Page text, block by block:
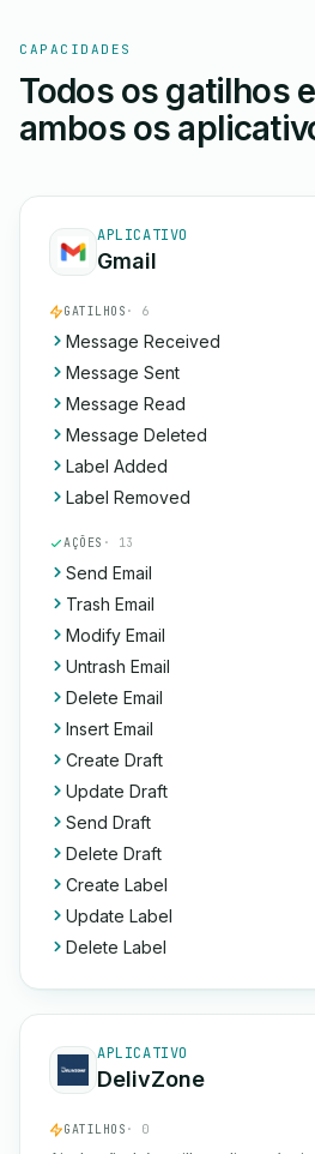
CAPACIDADES
Todos os gatilhos
ambos os
APLICATIVO
Gmail
GATILHOS · 6
Message Received
Message Sent
Message Read
Message Deleted
Label Added
Label Removed
AÇÕES · 13
Send Email
Trash Email
Modify Email
Untrash Email
Delete Email
Insert Email
Create Draft
Update Draft
Send Draft
Delete Draft
Create Label
Update Label
Delete Label
APLICATIVO
DelivZone
GATILHOS · 0